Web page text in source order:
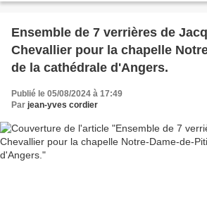
Ensemble de 7 verrières de
Chevallier pour la chapelle
de la cathédrale d'Angers.
Publié le 05/08/2024 à 17:49
Par jean-yves cordier